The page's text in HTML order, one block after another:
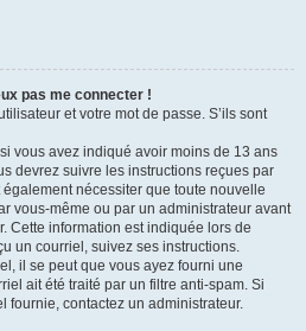
pas me connecter !
et votre mot de passe. S’ils sont
vous avez indiqué avoir moins de 13 ans
devrez suivre les instructions reçues par
nécessiter que toute nouvelle
vous-même ou par un administrateur avant
Cette information est indiquée lors de
un courriel, suivez ses instructions.
il se peut que vous ayez fourni une
ait été traité par un filtre anti-spam. Si
fournie, contactez un administrateur.